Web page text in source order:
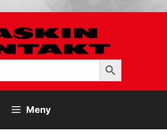
Sökknapp
Meny